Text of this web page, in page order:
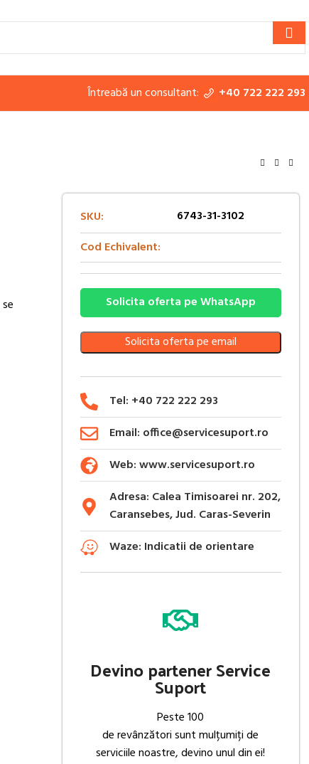
Întreabă un consultant: +40 722 222 293
SKU:
6743-31-3102
Cod Echivalent:
Solicita oferta pe WhatsApp
Solicita oferta pe email
Tel: +40 722 222 293
Email: office@servicesuport.ro
Web: www.servicesuport.ro
Adresa: Calea Timisoarei nr. 202,
Caransebes, Jud. Caras-Severin
Waze: Indicatii de orientare
Devino partener Service
Suport
Peste 100
de revânzători sunt mulțumiți de
serviciile noastre, devino unul din ei!